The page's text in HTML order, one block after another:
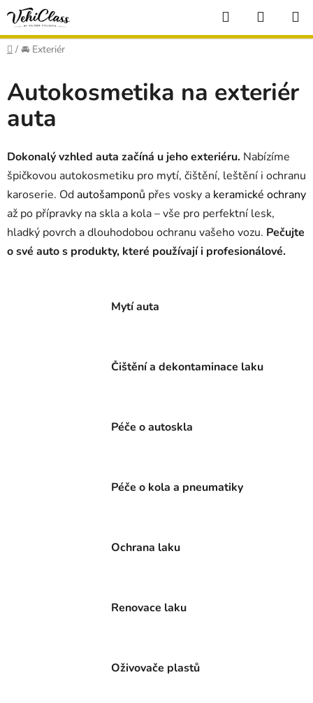
Přejít
obsah
Hledat
KOŠÍK
Domů
/ 🚘 Exteriér
Autokosmetika na exteriér
auta
Dokonalý vzhled auta začíná u jeho exteriéru. Nabízíme
špičkovou autokosmetiku pro mytí, čištění, leštění i ochranu
karoserie. Odautošamponů přes vosky a keramické ochrany
až po přípravky na skla a kola – vše pro perfektní lesk,
hladký povrch a dlouhodobou ochranu vašeho vozu. Pečujte
o své auto s produkty, které používají i profesionálové.
Mytí auta
Čištění a dekontaminace laku
Péče o autoskla
Péče o kola a pneumatiky
Ochrana laku
Renovace laku
Oživovače plastů